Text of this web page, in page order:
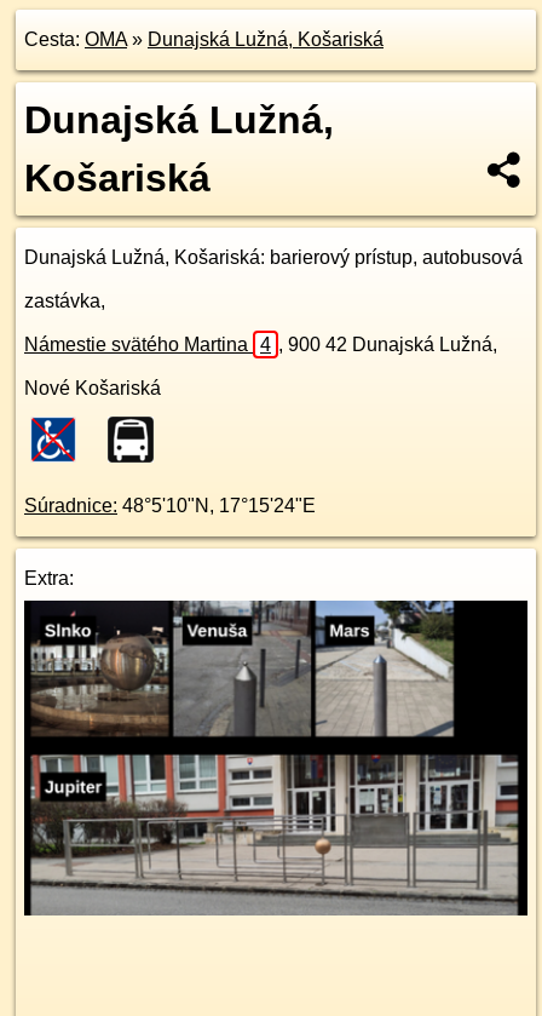
Cesta: OMA» Dunajská Lužná, Košariská
Dunajská Lužná,
Košariská
Dunajská Lužná, Košariská: barierový prístup, autobusová
zastávka,
Námestie svätého Martina 4 , 900 42 Dunajská Lužná,
Nové Košariská
Súradnice: 48°5'10"N , 17°15'24"E
Extra: